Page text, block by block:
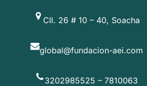
Cll. 26 # 10 – 40, Soacha
global@fundacion-aei.com
3202985525 – 7810063